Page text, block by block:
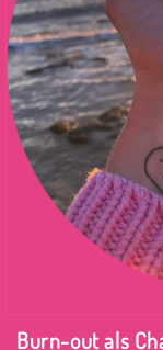
Burn-out als